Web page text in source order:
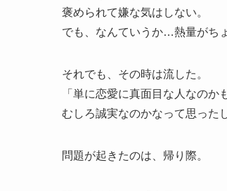
褒められて嫌な気はしない。
でも、なんていうか…熱量がち
それでも、その時は流した。
「単に恋愛に真面目な人なのか
むしろ誠実なのかなって思ったし
問題が起きたのは、帰り際。